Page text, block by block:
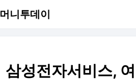
머니투데이
삼성전자서비스,